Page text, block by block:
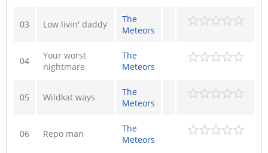
03 Low livin' daddy
The
Meteors
04
Your worst
nightmare
The
Meteors
05 Wildkat ways
The
Meteors
06 Repo man
The
Meteors